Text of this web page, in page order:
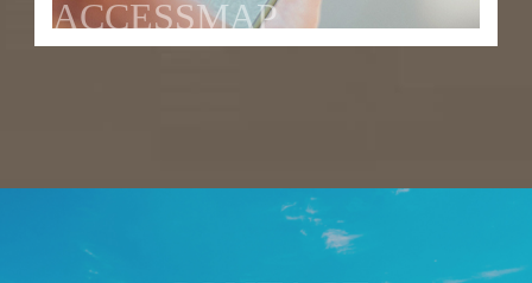
ACCESSMAP